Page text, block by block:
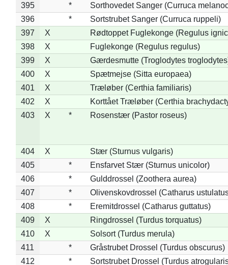
395
*
Sorthovedet Sanger (Curruca
396
*
Sortstrubet Sanger (Curruca ruppeli)
397
X
Rødtoppet Fuglekonge (Regulus
398
X
Fuglekonge (Regulus regulus)
399
X
Gærdesmutte (Troglodytes
400
X
Spætmejse (Sitta europaea)
401
X
Træløber (Certhia familiaris)
402
X
Korttået Træløber (Certhia
403
X * Rosenstær (Pastor roseus)
404 X
Stær (Sturnus vulgaris)
405
*
Ensfarvet Stær (Sturnus unicolor)
406
*
Gulddrossel (Zoothera aurea)
407
*
Olivenskovdrossel (Catharus
408
*
Eremitdrossel (Catharus guttatus)
409
X
Ringdrossel (Turdus torquatus)
410
X
Solsort (Turdus merula)
411
*
Gråstrubet Drossel (Turdus obscurus)
412
*
Sortstrubet Drossel (Turdus